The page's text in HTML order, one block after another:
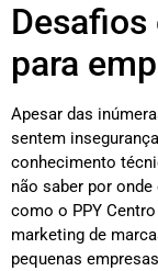
para
Apesar das
sentem
conhecimento
não saber por
como o PPY
marketing de
pequenas